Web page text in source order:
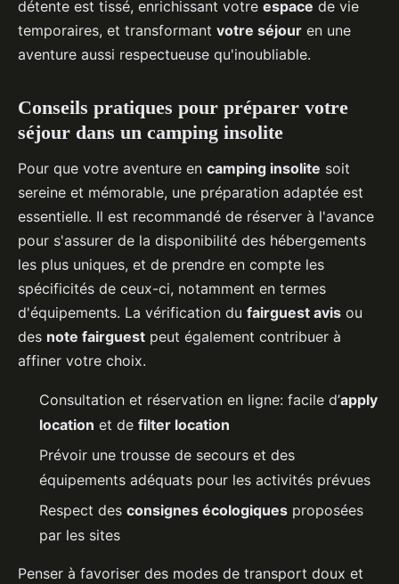
détente est tissé, enrichissant votre espace de vie
temporaires, et transformant votre séjour en une
aventure aussi respectueuse qu'inoubliable.
Conseils pratiques pour préparer votre
séjour dans un camping insolite
Pour que votre aventure en camping insolite soit
sereine et mémorable, une préparation adaptée est
essentielle. Il est recommandé de réserver à l'avance
pour s'assurer de la disponibilité des hébergements
les plus uniques, et de prendre en compte les
spécificités de ceux-ci, notamment en termes
d'équipements. La vérification du fairguest avis ou
des note fairguest peut également contribuer à
affiner votre choix.
Consultation et réservation en ligne: facile d’apply
location et de filter location
Prévoir une trousse de secours et des
équipements adéquats pour les activités prévues
Respect des consignes écologiques proposées
par les sites
Penser à favoriser des modes de transport doux et